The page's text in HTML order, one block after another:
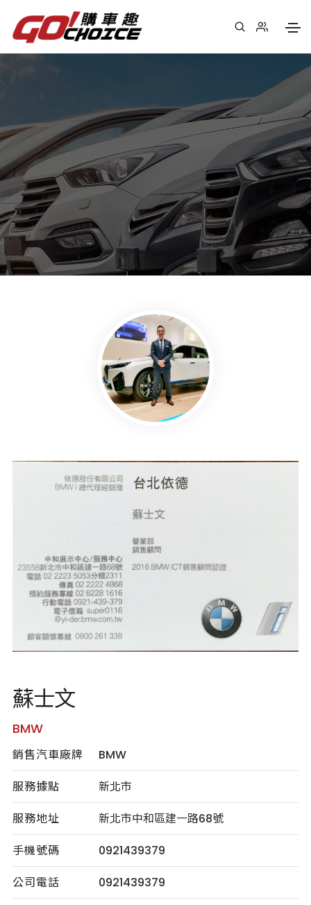
蘇士文
BMW
銷售汽車廠牌
BMW
服務據點
新北市
服務地址
新北市中和區建一路68號
手機號碼
0921439379
公司電話
0921439379